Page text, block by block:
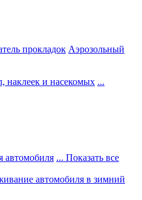
прокладок Аэрозольный
наклеек и насекомых ...
автомобиля ... Показать все
автомобиля в зимний